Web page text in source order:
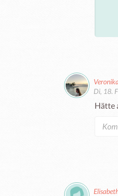
Di, 18.
Hätte